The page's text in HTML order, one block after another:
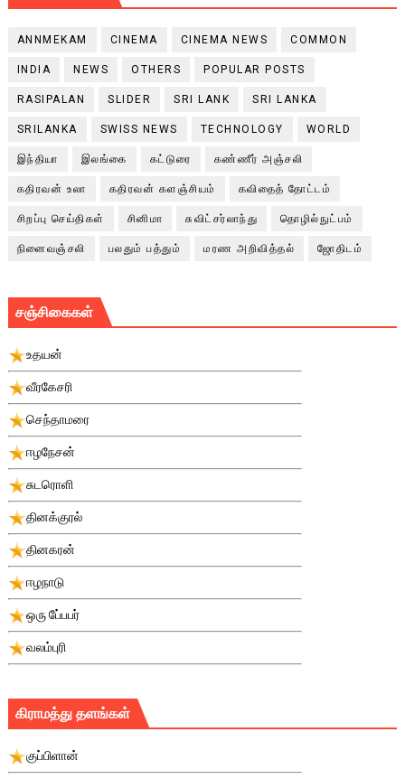
ANNMEKAM CINEMA CINEMA NEWS COMMON
INDIA NEWS OTHERS POPULAR POSTS
RASIPALAN SLIDER SRI LANK SRI LANKA
SRILANKA SWISS NEWS TECHNOLOGY WORLD
இந்தியா இலங்கை கட்டுரை கண்ணீர் அஞ்சலி
கதிரவன் உலா கதிரவன் களஞ்சியம் கவிதைத் தோட்டம்
சிறப்பு செய்திகள் சினிமா சுவிட்சர்லாந்து தொழில்நுட்பம்
நினைவஞ்சலி பலதும் பத்தும் மரண அறிவித்தல் ஜோதிடம்
சஞ்சிகைகள்
உதயன்
வீரகேசரி
செந்தாமரை
ஈழநேசன்
சுடரொளி
தினக்குரல்
தினகரன்
ஈழநாடு
ஒரு பே்பபர்
வலம்புரி
கிராமத்து தளங்கள்
குப்பிளான்